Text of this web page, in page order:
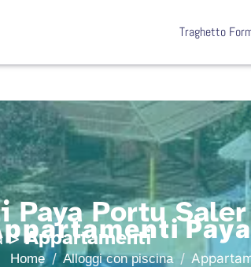
Traghetto
Home Alloggi con piscina
Paya Portu Saler
>Appartamenti